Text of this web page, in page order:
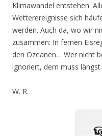
Klimawandel entstehen.
Wetterereignisse sich
werden. Auch da, wo wir
zusammen: In fernen
den Ozeanen… Wer nicht
ignoriert, dem muss
W. R.